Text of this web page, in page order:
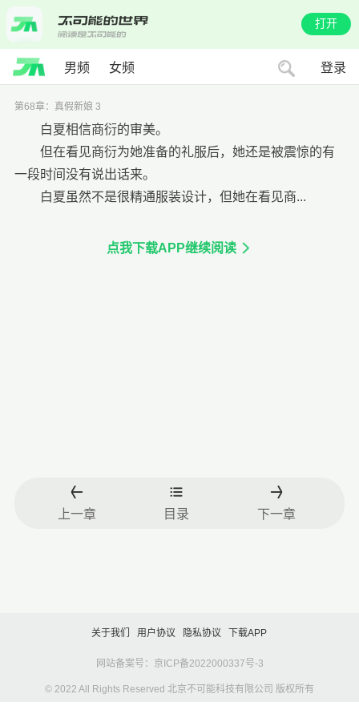
打开
男频 女频 登录
第68章：真假新娘 3
白夏相信商衍的审美。
但在看见商衍为她准备的礼服后，她还是被震惊的有
一段时间没有说出话来。
白夏虽然不是很精通服装设计，但她在看见商...
点我下载APP继续阅读
上一章 目录 下一章
关于我们 用户协议 隐私协议 下载APP
网站备案号：京ICP备2022000337号-3
© 2022 All Rights Reserved 北京不可能科技有限公司 版权所有